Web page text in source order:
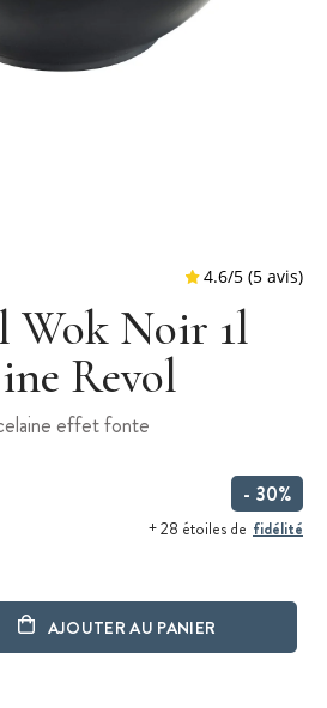
Wok Noir 1l
Revol
effet fonte
- 30%
+ 28 étoiles de fidélité
AJOUTER AU PANIER